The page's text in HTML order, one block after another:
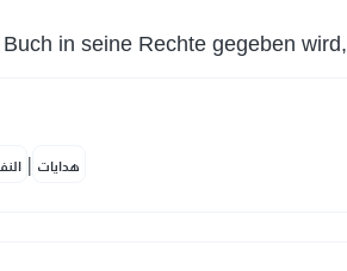
in seine Rechte gegeben wird,
| هدايات